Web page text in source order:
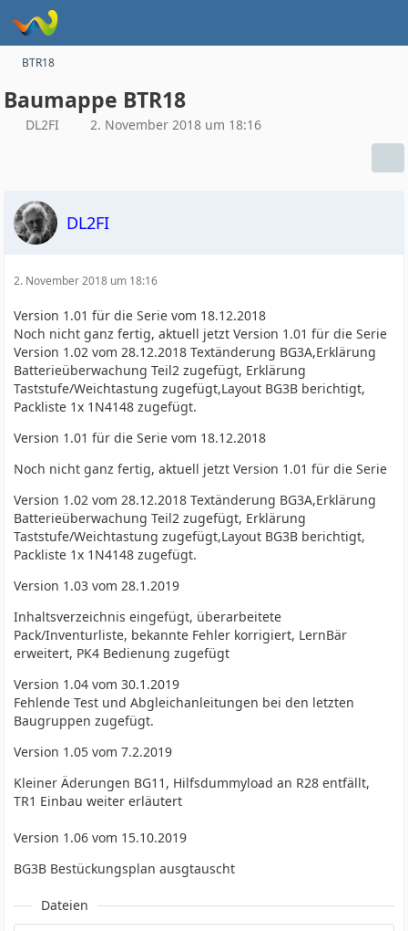
BTR18
Baumappe BTR18
DL2FI 2. November 2018 um 18:16
DL2FI
2. November 2018 um 18:16
Version 1.01 für die Serie vom 18.12.2018
Noch nicht ganz fertig, aktuell jetzt Version 1.01 für die Serie
Version 1.02 vom 28.12.2018 Textänderung BG3A,Erklärung
Batterieüberwachung Teil2 zugefügt, Erklärung
Taststufe/Weichtastung zugefügt,Layout BG3B berichtigt,
Packliste 1x 1N4148 zugefügt.
Version 1.01 für die Serie vom 18.12.2018
Noch nicht ganz fertig, aktuell jetzt Version 1.01 für die Serie
Version 1.02 vom 28.12.2018 Textänderung BG3A,Erklärung
Batterieüberwachung Teil2 zugefügt, Erklärung
Taststufe/Weichtastung zugefügt,Layout BG3B berichtigt,
Packliste 1x 1N4148 zugefügt.
Version 1.03 vom 28.1.2019
Inhaltsverzeichnis eingefügt, überarbeitete
Pack/Inventurliste, bekannte Fehler korrigiert, LernBär
erweitert, PK4 Bedienung zugefügt
Version 1.04 vom 30.1.2019
Fehlende Test und Abgleichanleitungen bei den letzten
Baugruppen zugefügt.
Version 1.05 vom 7.2.2019
Kleiner Äderungen BG11, Hilfsdummyload an R28 entfällt,
TR1 Einbau weiter erläutert
Version 1.06 vom 15.10.2019
BG3B Bestückungsplan ausgtauscht
Dateien